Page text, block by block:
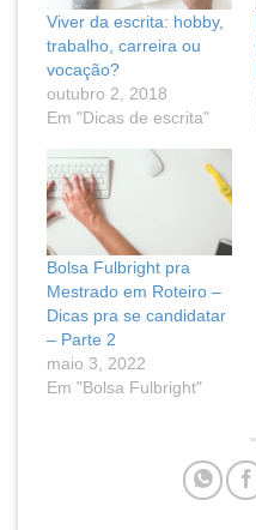
Viver da escrita: hobby,
trabalho, carreira ou
vocação?
outubro 2, 2018
Em "Dicas de escrita"
Bolsa Fulbright pra
Mestrado em Roteiro –
Dicas pra se candidatar
– Parte 2
maio 3, 2022
Em "Bolsa Fulbright"